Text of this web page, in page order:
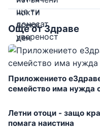
Още от Здраве
Приложението
семейство има нужда
Летни отоци - защо
помага наистина